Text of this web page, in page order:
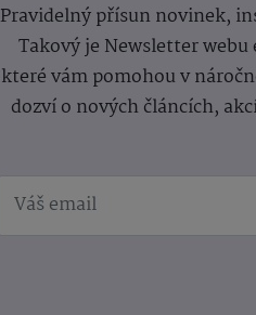
Pravidelný přísun novinek,
Takový je Newsletter
které vám pomohou v
dozví o nových článcích,